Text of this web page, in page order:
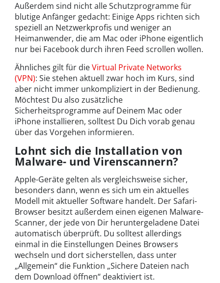
Außerdem sind nicht alle Schutzprogramme für
blutige Anfänger gedacht: Einige Apps richten sich
speziell an Netzwerkprofis und weniger an
Heimanwender, die am Mac oder iPhone eigentlich
nur bei Facebook durch ihren Feed scrollen wollen.
Ähnliches gilt für dieVirtual Private Networks
(VPN): Sie stehen aktuell zwar hoch im Kurs, sind
aber nicht immer unkompliziert in der Bedienung.
Möchtest Du also zusätzliche
Sicherheitsprogramme auf Deinem Mac oder
iPhone installieren, solltest Du Dich vorab genau
über das Vorgehen informieren.
Lohnt sich die Installation von
Malware- und Virenscannern?
Apple-Geräte gelten als vergleichsweise sicher,
besonders dann, wenn es sich um ein aktuelles
Modell mit aktueller Software handelt. Der Safari-
Browser besitzt außerdem einen eigenen Malware-
Scanner, der jede von Dir heruntergeladene Datei
automatisch überprüft. Du solltest allerdings
einmal in die Einstellungen Deines Browsers
wechseln und dort sicherstellen, dass unter
„Allgemein“ die Funktion „Sichere Dateien nach
dem Download öffnen“ deaktiviert ist.